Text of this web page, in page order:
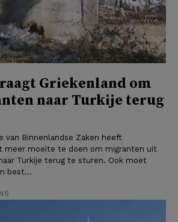
Griekenland om
naar Turkije terug
van Binnenlandse Zaken heeft
meer moeite te doen om migranten uit
terug te sturen. Ook moet
best...